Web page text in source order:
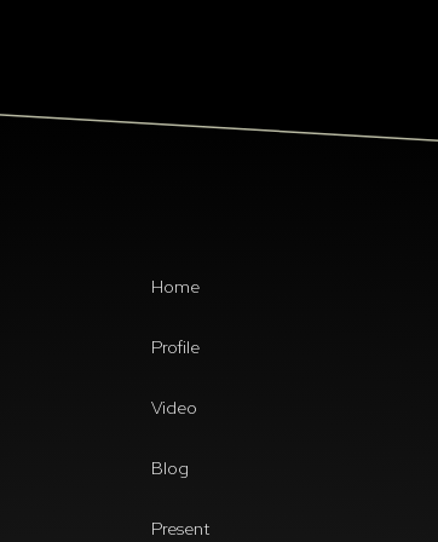
Home
Profile
Video
Blog
Present